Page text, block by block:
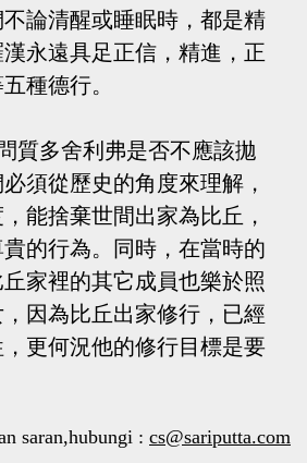
論清醒或睡眠時，都是精
永遠具足正信，精進，正
種德行。
質多舍利弗是否不應該拋
須從歷史的角度來理解，
能捨棄世間出家為比丘，
的行為。同時，在當時的
家裡的其它成員也樂於照
因為比丘出家修行，已經
更何況他的修行目標是要
saran,hubungi : cs@sariputta.com